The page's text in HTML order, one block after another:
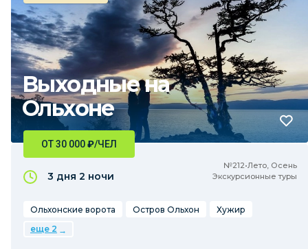
Выходные на
Ольхоне
№212•Лето, Осень
Экскурсионные туры
ОТ 30 000₽/ЧЕЛ
3 дня 2 ночи
Ольхонские ворота Остров Ольхон
Хужир
еще 2